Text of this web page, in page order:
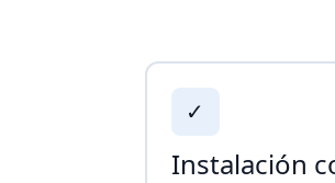
✓
Instalación